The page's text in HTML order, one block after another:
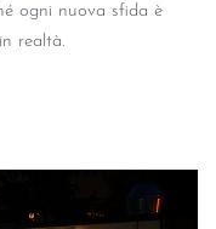
ogni nuova sfida è
realtà.